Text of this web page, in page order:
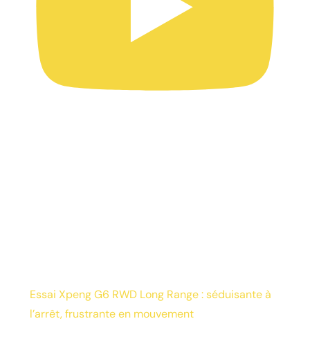
Essai Xpeng G6 RWD Long Range : séduisante à
l’arrêt, frustrante en mouvement